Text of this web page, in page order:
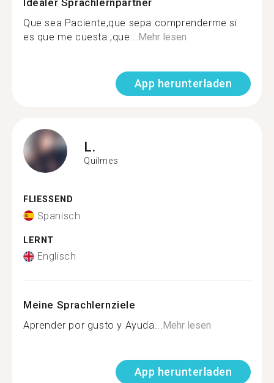
Idealer Sprachlernpartner
Que sea Paciente,que sepa comprenderme si
es que me cuesta ,que...Mehr lesen
App herunterladen
L.
Quilmes
FLIESSEND
Spanisch
LERNT
Englisch
Meine Sprachlernziele
Aprender por gusto y Ayuda...Mehr lesen
App herunterladen